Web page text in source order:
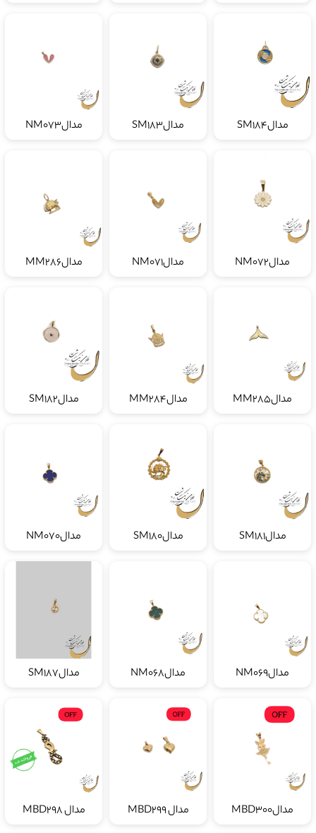
مدالSM184 مدالSM183 مدالNM073
مدالNM072 مدالNM071 مدالMM286
مدالMM285 مدالMM284 مدالSM182
مدالSM181 مدالSM180 مدالNM070
مدالNM069 مدالNM068 مدالSM187
مدالMBD300 مدال MBD299 مدال MBD298